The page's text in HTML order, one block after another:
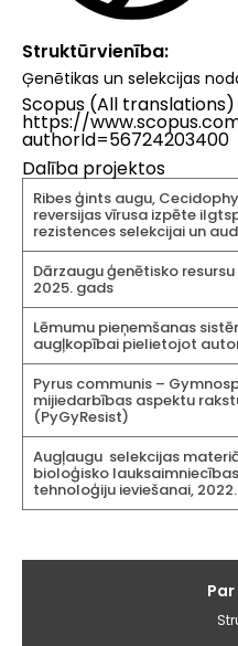
Struktūrvienība
Ģenētikas un selekcijas
Scopus (All translations)
https://
authorId=56724203400
Dalība projektos
Ribes ģints augu,
reversijas vīrusa izpēte
rezistences selekcijai un
Dārzaugu ģenētisko
2025. gads
Lēmumu pieņemšanas
augļkopībai pielietojot
Pyrus communis –
mijiedarbības aspektu
(PyGyResist)
Augļaugu selekcijas
bioloģisko
tehnoloģiju ieviešanai,